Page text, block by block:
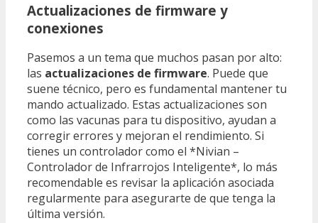
Actualizaciones de firmware y
conexiones
Pasemos a un tema que muchos pasan por alto:
las actualizaciones de firmware. Puede que
suene técnico, pero es fundamental mantener tu
mando actualizado. Estas actualizaciones son
como las vacunas para tu dispositivo, ayudan a
corregir errores y mejoran el rendimiento. Si
tienes un controlador como el *Nivian –
Controlador de Infrarrojos Inteligente*, lo más
recomendable es revisar la aplicación asociada
regularmente para asegurarte de que tenga la
última versión.